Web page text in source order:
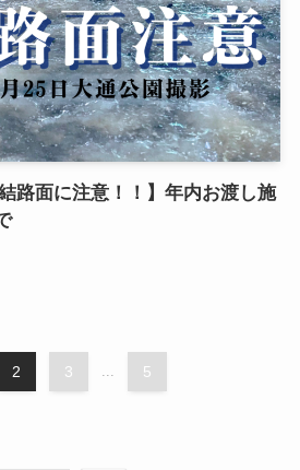
路面に注意！！】年内お渡し施
2 3 ... 5